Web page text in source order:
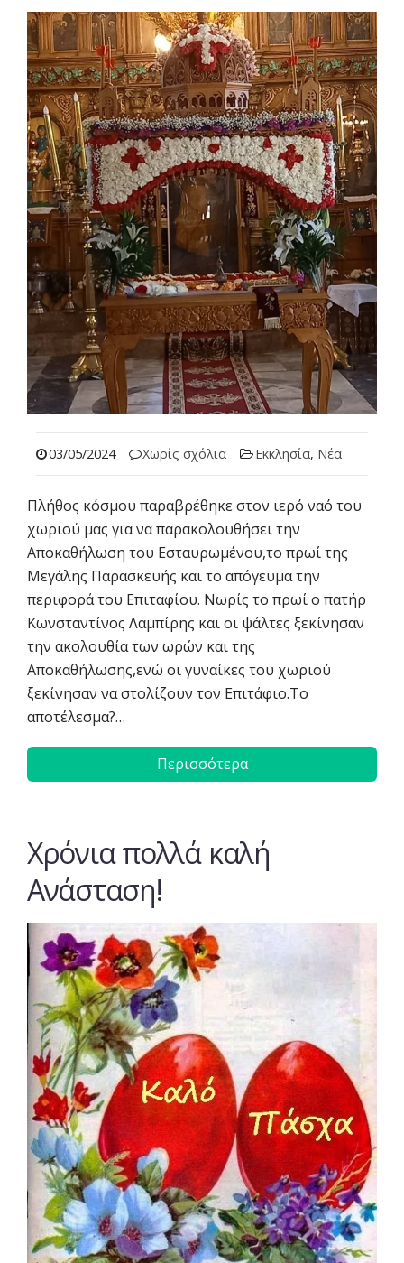
03/05/2024 Χωρίς σχόλια Εκκλησία, Νέα
Πλήθος κόσμου παραβρέθηκε στον ιερό ναό του
χωριού μας για να παρακολουθήσει την
Αποκαθήλωση του Εσταυρωμένου,το πρωί της
Μεγάλης Παρασκευής και το απόγευμα την
περιφορά του Επιταφίου. Νωρίς το πρωί ο πατήρ
Κωνσταντίνος Λαμπίρης και οι ψάλτες ξεκίνησαν
την ακολουθία των ωρών και της
Αποκαθήλωσης,ενώ οι γυναίκες του χωριού
ξεκίνησαν να στολίζουν τον Επιτάφιο.Το
αποτέλεσμα?…
Περισσότερα
Χρόνια πολλά καλή
Ανάσταση!